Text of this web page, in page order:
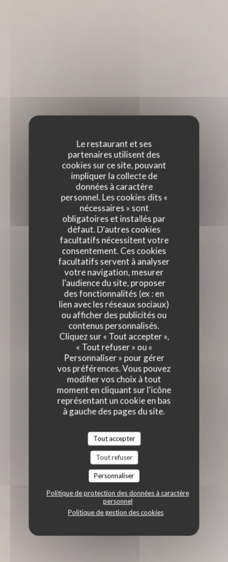
Le restaurant et ses
partenaires utilisent des
cookies sur ce site, pouvant
impliquer la collecte de
données à caractère
personnel. Les cookies dits «
nécessaires » sont
obligatoires et installés par
défaut. D'autres cookies
facultatifs nécessitent votre
consentement. Ces cookies
facultatifs servent à analyser
votre navigation, mesurer
l'audience du site, proposer
des fonctionnalités (ex : en
lien avec les réseaux sociaux)
ou afficher des publicités ou
contenus personnalisés.
Cliquez sur « Tout accepter »,
« Tout refuser » ou «
Personnaliser » pour gérer
vos préférences. Vous pouvez
modifier vos choix à tout
moment en cliquant sur l'icône
représentant un cookie en bas
à gauche des pages du site.
Tout accepter
Tout refuser
Personnaliser
Politique de protection des données à caractère
personnel
Politique de gestion des cookies